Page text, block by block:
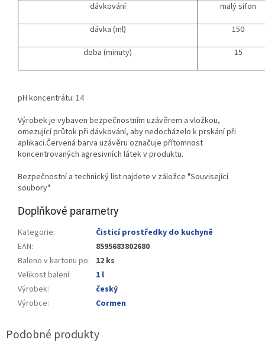
dávkování
malý sifon
dávka (ml)
150
doba (minuty)
15
pH koncentrátu: 14
Výrobek je vybaven bezpečnostním uzávěrem a vložkou,
omezující průtok při dávkování, aby nedocházelo k prskání při
aplikaci.Červená barva uzávěru označuje přítomnost
koncentrovaných agresivních látek v produktu.
Bezpečnostní a technický list najdete v záložce "Související
soubory"
Doplňkové parametry
Kategorie:
Čisticí prostředky do kuchyně
EAN:
8595683802680
Baleno v kartonu po: 12 ks
Velikost balení:
1 l
Výrobek:
český
Výrobce: Cormen